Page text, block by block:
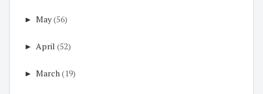
► May(56)
► April (52)
► March(19)